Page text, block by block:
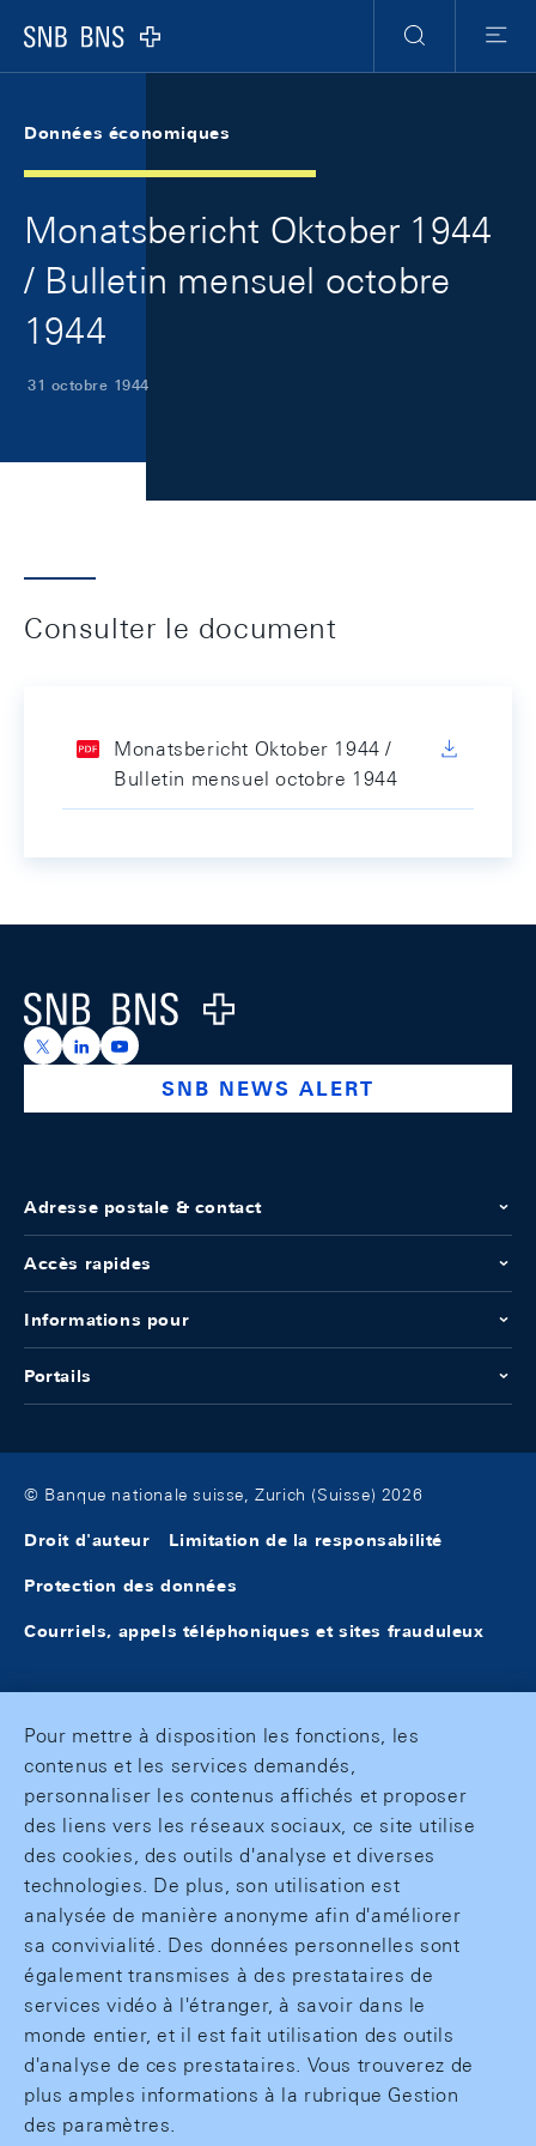
Logo
RechercheMenu
Données économiques
Monatsbericht Oktober 1944
/ Bulletin mensuel octobre
1944
31 octobre 1944
Consulter le document
Monatsbericht Oktober 1944 /
Bulletin mensuel octobre 1944
Logo
https://x.com/snb_bns
https://ch.linkedin.com/company/swiss-national-
https://www.youtube.com/@swissnationalbank
SNB NEWS ALERT
Adresse postale & contact
Accès rapides
Informations pour
Portails
© Banque nationale suisse, Zurich (Suisse) 2026
Droit d'auteur Limitation de la responsabilité
Protection des données
Courriels, appels téléphoniques et sites frauduleux
Pour mettre à disposition les fonctions, les
contenus et les services demandés,
personnaliser les contenus affichés et proposer
des liens vers les réseaux sociaux, ce site utilise
des cookies, des outils d'analyse et diverses
technologies. De plus, son utilisation est
analysée de manière anonyme afin d'améliorer
sa convivialité. Des données personnelles sont
également transmises à des prestataires de
services vidéo à l'étranger, à savoir dans le
monde entier, et il est fait utilisation des outils
d'analyse de ces prestataires. Vous trouverez de
plus amples informations à la rubrique Gestion
des paramètres.